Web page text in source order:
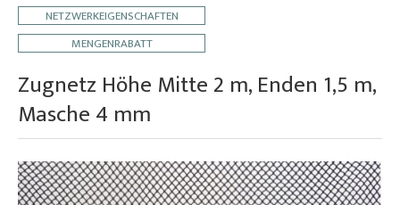
Über uns
Kontakt
NETZWERKEIGENSCHAFTEN
MENGENRABATT
Zugnetz Höhe Mitte 2 m, Enden 1,5 m,
Masche 4 mm